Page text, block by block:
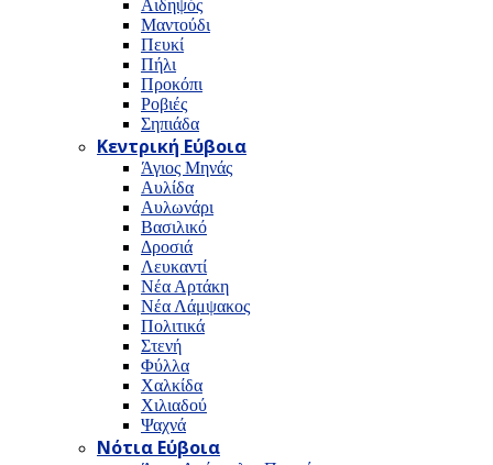
Αιδηψός
Μαντούδι
Πευκί
Πήλι
Προκόπι
Ροβιές
Σηπιάδα
Κεντρική Εύβοια
Άγιος Μηνάς
Αυλίδα
Αυλωνάρι
Βασιλικό
Δροσιά
Λευκαντί
Νέα Αρτάκη
Νέα Λάμψακος
Πολιτικά
Στενή
Φύλλα
Χαλκίδα
Χιλιαδού
Ψαχνά
Νότια Εύβοια